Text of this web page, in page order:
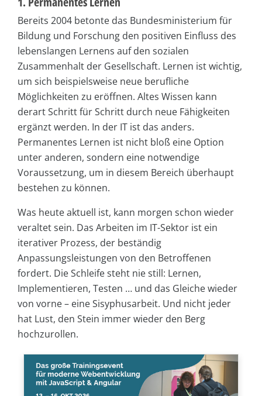
Bereits 2004 betonte das Bundesministerium für
Bildung und Forschung den positiven Einfluss des
lebenslangen Lernens auf den sozialen
Zusammenhalt der Gesellschaft. Lernen ist wichtig,
um sich beispielsweise neue berufliche
Möglichkeiten zu eröffnen. Altes Wissen kann
derart Schritt für Schritt durch neue Fähigkeiten
ergänzt werden. In der IT ist das anders.
Permanentes Lernen ist nicht bloß eine Option
unter anderen, sondern eine notwendige
Voraussetzung, um in diesem Bereich überhaupt
bestehen zu können.
Was heute aktuell ist, kann morgen schon wieder
veraltet sein. Das Arbeiten im IT-Sektor ist ein
iterativer Prozess, der beständig
Anpassungsleistungen von den Betroffenen
fordert. Die Schleife steht nie still: Lernen,
Implementieren, Testen … und das Gleiche wieder
von vorne – eine Sisyphusarbeit. Und nicht jeder
hat Lust, den Stein immer wieder den Berg
hochzurollen.